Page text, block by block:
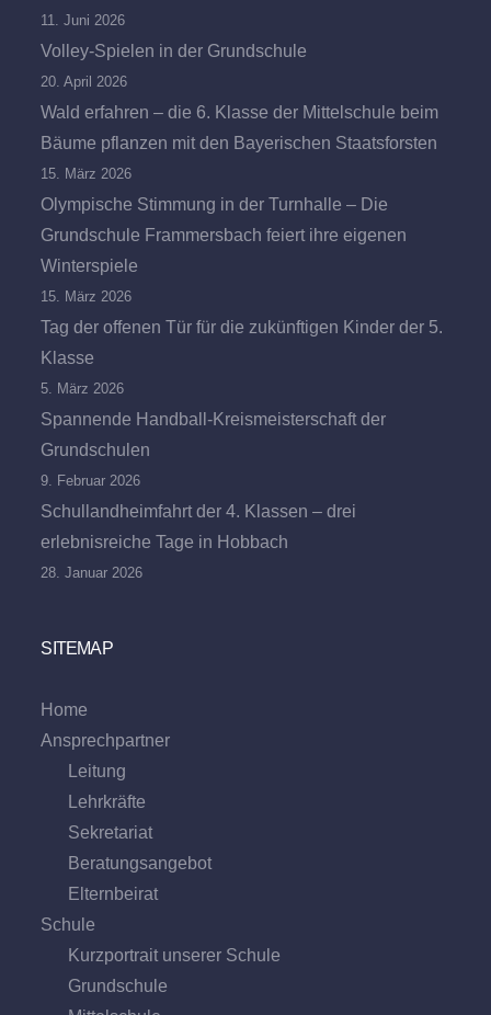
11. Juni 2026
Volley-Spielen in der Grundschule
20. April 2026
Wald erfahren – die 6. Klasse der Mittelschule beim
Bäume pflanzen mit den Bayerischen Staatsforsten
15. März 2026
Olympische Stimmung in der Turnhalle – Die
Grundschule Frammersbach feiert ihre eigenen
Winterspiele
15. März 2026
Tag der offenen Tür für die zukünftigen Kinder der 5.
Klasse
5. März 2026
Spannende Handball-Kreismeisterschaft der
Grundschulen
9. Februar 2026
Schullandheimfahrt der 4. Klassen – drei
erlebnisreiche Tage in Hobbach
28. Januar 2026
SITEMAP
Home
Ansprechpartner
Leitung
Lehrkräfte
Sekretariat
Beratungs­angebot
Eltern­beirat
Schule
Kurzportrait unserer Schule
Grund­schule